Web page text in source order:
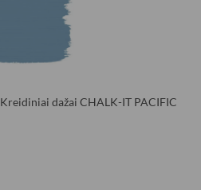
Kreidiniai dažai CHALK-IT PACIFIC